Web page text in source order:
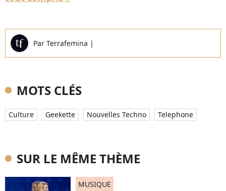
Par Terrafemina |
MOTS CLÉS
Culture Geekette Nouvelles Techno Telephone
SUR LE MÊME THÈME
MUSIQUE